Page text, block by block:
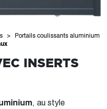
Portails coulissants aluminium
INSERTS
, au style